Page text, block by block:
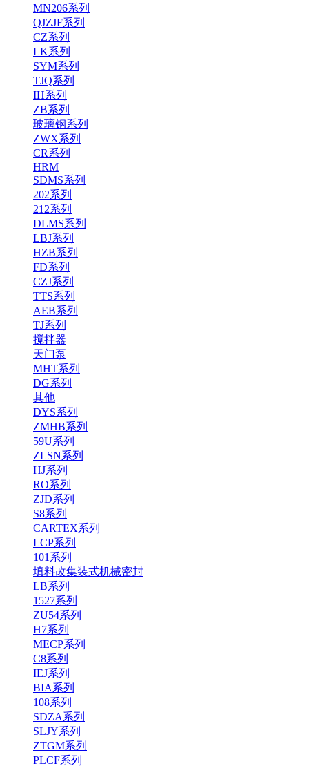
MN206系列
QJZJF系列
CZ系列
LK系列
SYM系列
TJQ系列
IH系列
ZB系列
玻璃钢系列
ZWX系列
CR系列
HRM
SDMS系列
202系列
212系列
DLMS系列
LBJ系列
HZB系列
FD系列
CZJ系列
TTS系列
AEB系列
TJ系列
搅拌器
天门泵
MHT系列
DG系列
其他
DYS系列
ZMHB系列
59U系列
ZLSN系列
HJ系列
RO系列
ZJD系列
S8系列
CARTEX系列
LCP系列
101系列
填料改集装式机械密封
LB系列
1527系列
ZU54系列
H7系列
MECP系列
C8系列
IEJ系列
BIA系列
108系列
SDZA系列
SLJY系列
ZTGM系列
PLCF系列